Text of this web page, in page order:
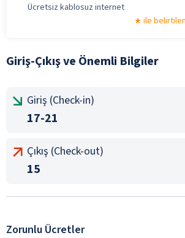
Ücretsiz kablosuz internet
ile
Giriş-Çıkış ve Önemli Bilgiler
Giriş (Check-in)
17-21
Çıkış (Check-out)
15
Zorunlu Ücretler